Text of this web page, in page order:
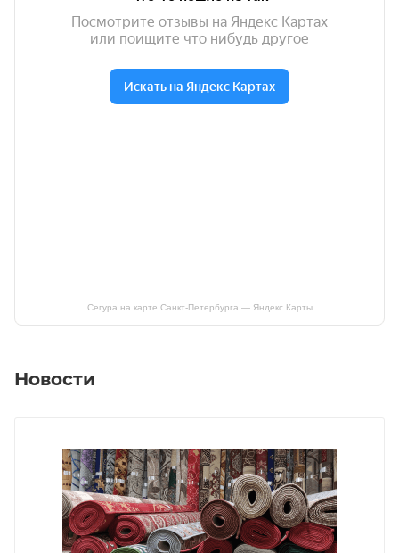
Сегура на карте Санкт‑Петербурга — Яндекс.Карты
Новости